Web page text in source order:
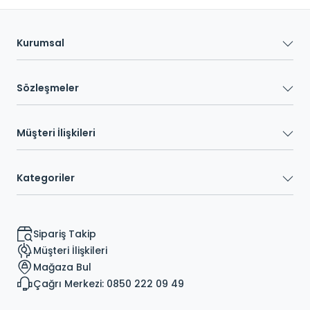
Kurumsal
Sözleşmeler
Müşteri İlişkileri
Kategoriler
Sipariş Takip
Müşteri İlişkileri
Mağaza Bul
Çağrı Merkezi: 0850 222 09 49